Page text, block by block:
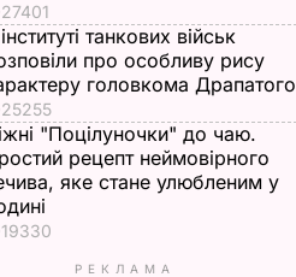
27401
танкових військ
про особливу рису
головкома Драпатого
25255
"Поцілуночки" до чаю.
рецепт неймовірного
яке стане улюбленим у
19330
РЕКЛАМА